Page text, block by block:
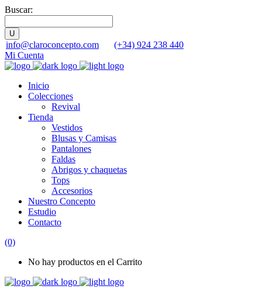
Buscar:
info@claroconcepto.com
(+34) 924 238 440
Mi Cuenta
Inicio
Colecciones
Revival
Tienda
Vestidos
Blusas y Camisas
Pantalones
Faldas
Abrigos y chaquetas
Tops
Accesorios
Nuestro Concepto
Estudio
Contacto
(0)
No hay productos en el Carrito